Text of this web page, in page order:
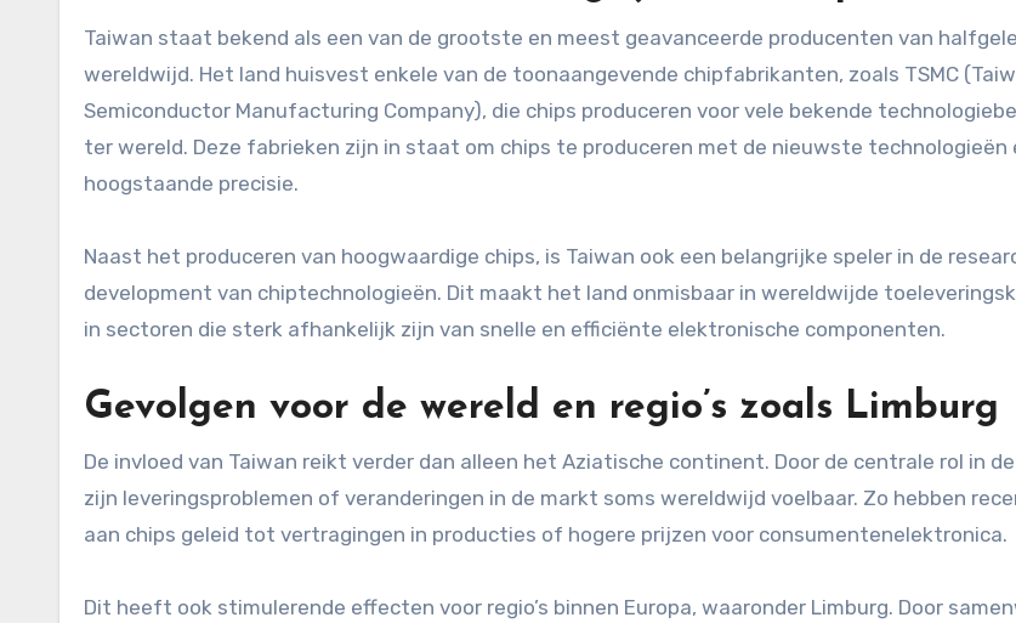
Taiwan staat bekend als een van de grootste en meest geavanceerde producenten van
wereldwijd. Het land huisvest enkele van de toonaangevende chipfabrikanten, zoals TSMC
Semiconductor Manufacturing Company), die chips produceren voor vele bekende
ter wereld. Deze fabrieken zijn in staat om chips te produceren met de nieuwste technologieën
hoogstaande precisie.
Naast het produceren van hoogwaardige chips, is Taiwan ook een belangrijke speler in de
development van chiptechnologieën. Dit maakt het land onmisbaar in wereldwijde
in sectoren die sterk afhankelijk zijn van snelle en efficiënte elektronische componenten.
Gevolgen voor de wereld en regio’s zoals Limburg
De invloed van Taiwan reikt verder dan alleen het Aziatische continent. Door de centrale rol in
zijn leveringsproblemen of veranderingen in de markt soms wereldwijd voelbaar. Zo hebben
aan chips geleid tot vertragingen in producties of hogere prijzen voor consumentenelektronica.
Dit heeft ook stimulerende effecten voor regio’s binnen Europa, waaronder Limburg. Door